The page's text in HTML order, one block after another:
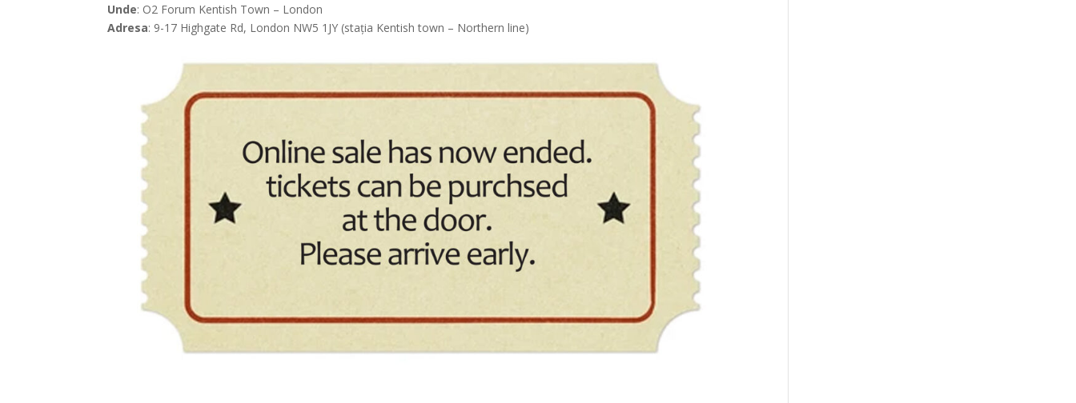
Unde: O2 Forum Kentish Town – London
Adresa: 9-17 Highgate Rd, London NW5 1JY (stația Kentish town – Northern line)